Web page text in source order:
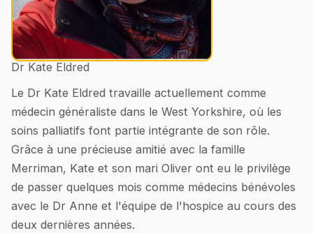
Dr Kate Eldred
Le Dr Kate Eldred travaille actuellement comme
médecin généraliste dans le West Yorkshire, où les
soins palliatifs font partie intégrante de son rôle.
Grâce à une précieuse amitié avec la famille
Merriman, Kate et son mari Oliver ont eu le privilège
de passer quelques mois comme médecins bénévoles
avec le Dr Anne et l'équipe de l'hospice au cours des
deux dernières années.